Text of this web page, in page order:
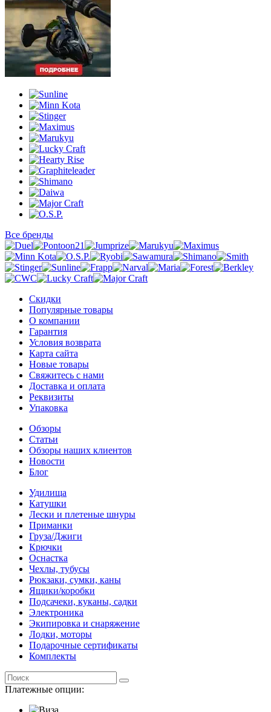
Все бренды
Скидки
Популярные товары
О компании
Гарантия
Условия возврата
Карта сайта
Новые товары
Свяжитесь с нами
Доставка и оплата
Реквизиты
Упаковка
Обзоры
Статьи
Обзоры наших клиентов
Новости
Блог
Удилища
Катушки
Лески и плетеные шнуры
Приманки
Груза/Джиги
Крючки
Оснастка
Чехлы, тубусы
Рюкзаки, сумки, каны
Ящики/коробки
Подсачеки, куканы, садки
Электроника
Экипировка и снаряжение
Лодки, моторы
Подарочные сертификаты
Комплекты
Платежные опции: